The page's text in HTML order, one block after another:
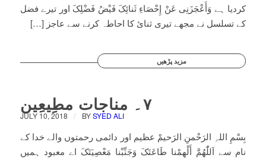
کردیا ہے وَأَعْجَزَنِی عَنْ إِحْصَاءِ ثَنائِکَ فَیْضُ فَضْلِکَ اور تیرے فضل
کے تسلسل نے مجھے تیری ثنائ کا احاطہ کرنے سے عاجز […]
مزید پڑھیں
۷۔ مناجات مطِیعِین
JULY 10, 2018 / BYSYED ALI
بِسْمِ اللہِ الرَحْمنِ الرَحیمْ عظیم اور دائمی رحمتوں والے خدا کے
نام سے اَللّٰھُمَّ أَلْھِمْنا طَاعَتَکَ وَجَنِّبْنا مَعْصِیَتَکَ اے معبود ہمیں